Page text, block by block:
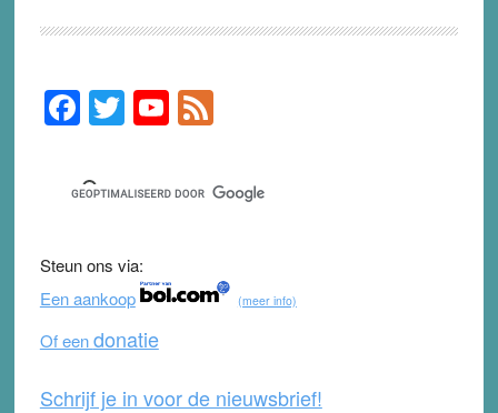
Primary
Sidebar
F
a
c
e
b
o
o
k
T
wi
tt
er
Y
o
u
T
b
e
F
e
d
Steun ons via:
Een aankoop
(meer info)
Of eendonatie
Schrijf je in voor de nieuwsbrief!